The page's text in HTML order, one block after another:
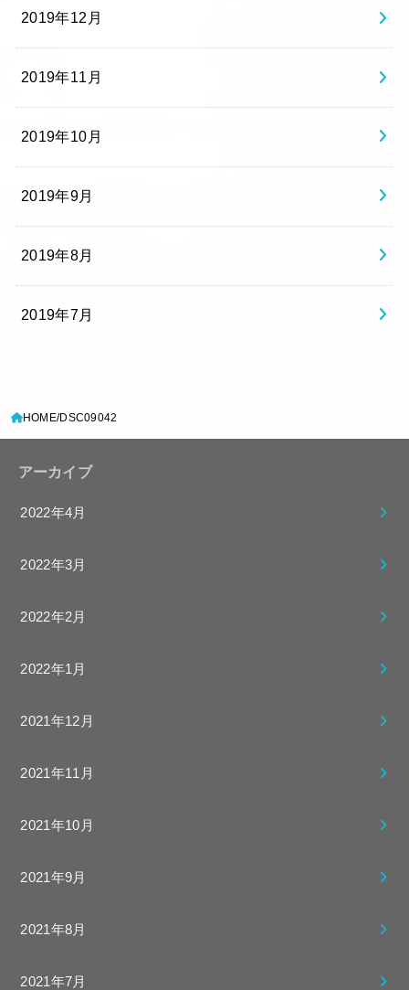
2019年12月
2019年11月
2019年10月
2019年9月
2019年8月
2019年7月
HOME DSC09042
アーカイブ
2022年4月
2022年3月
2022年2月
2022年1月
2021年12月
2021年11月
2021年10月
2021年9月
2021年8月
2021年7月